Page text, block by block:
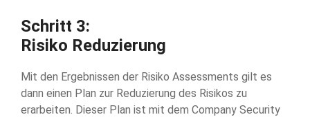
Schritt 3:
Risiko Reduzierung
Mit den Ergebnissen der Risiko Assessments gilt es
dann einen Plan zur Reduzierung des Risikos zu
erarbeiten. Dieser Plan ist mit dem Company Security